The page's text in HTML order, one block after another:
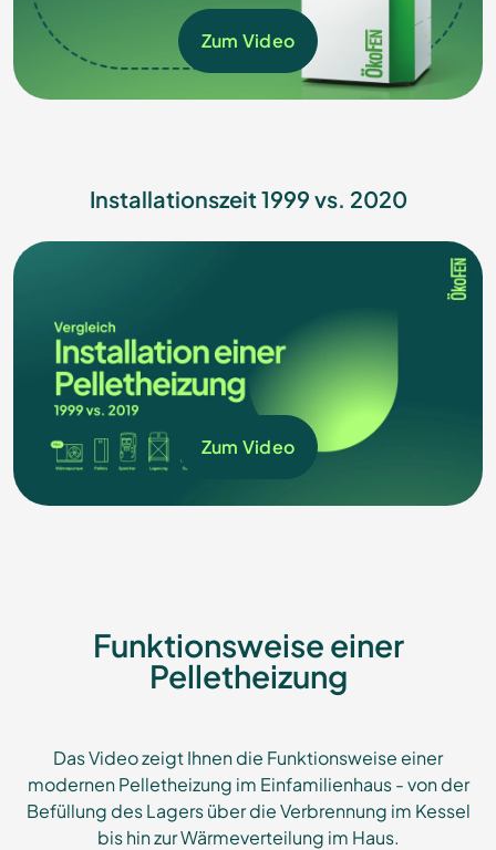
Zum Video
Installationszeit 1999 vs. 2020
Zum Video
Funktionsweise einer
Pelletheizung
Das Video zeigt Ihnen die Funktionsweise einer
modernen Pelletheizung im Einfamilienhaus - von der
Befüllung des Lagers über die Verbrennung im Kessel
bis hin zur Wärmeverteilung im Haus.